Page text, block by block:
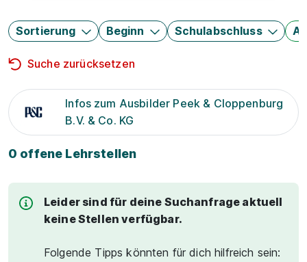
Sortierung Beginn Schulabschluss
Suche zurücksetzen
Infos zum Ausbilder Peek & Cloppenburg
B.V. & Co. KG
0 offene Lehrstellen
Leider sind für deine Suchanfrage aktuell
keine Stellen verfügbar.
Folgende Tipps könnten für dich hilfreich sein: